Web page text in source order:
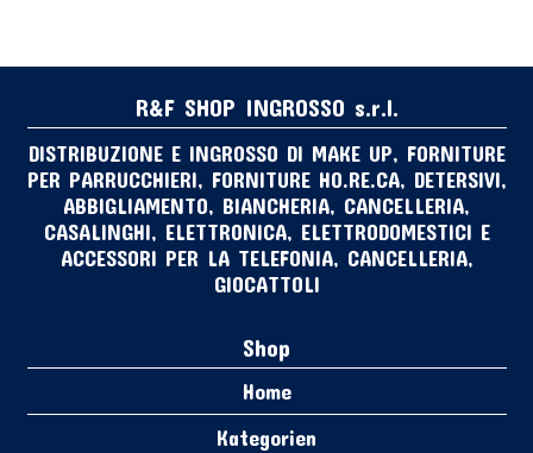
R&F SHOP INGROSSO s.r.l.
DISTRIBUZIONE E INGROSSO DI MAKE UP, FORNITURE
PER PARRUCCHIERI, FORNITURE HO.RE.CA, DETERSIVI,
ABBIGLIAMENTO, BIANCHERIA, CANCELLERIA,
CASALINGHI, ELETTRONICA, ELETTRODOMESTICI E
ACCESSORI PER LA TELEFONIA, CANCELLERIA,
GIOCATTOLI
Shop
Home
Kategorien